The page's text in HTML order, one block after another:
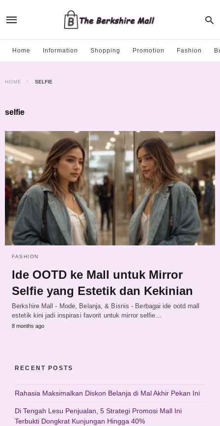
Home Information Shopping Promotion Fashion
HOME SELFIE
selfie
FASHION
Ide OOTD ke Mall untuk Mirror
Selfie yang Estetik dan Kekinian
Berkshire Mall - Mode, Belanja, & Bisnis - Berbagai ide ootd mall
estetik kini jadi inspirasi favorit untuk mirror selfie…
8 months ago
RECENT POSTS
Rahasia Maksimalkan Diskon Belanja di Mal Akhir Pekan Ini
Di Tengah Lesu Penjualan, 5 Strategi Promosi Mall Ini
Terbukti Dongkrat Kunjungan Hingga 40%